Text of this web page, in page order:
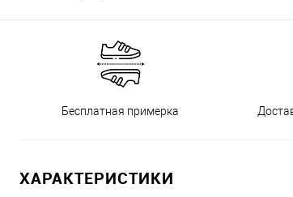
Бесплатная примерка
ХАРАКТЕРИСТИКИ